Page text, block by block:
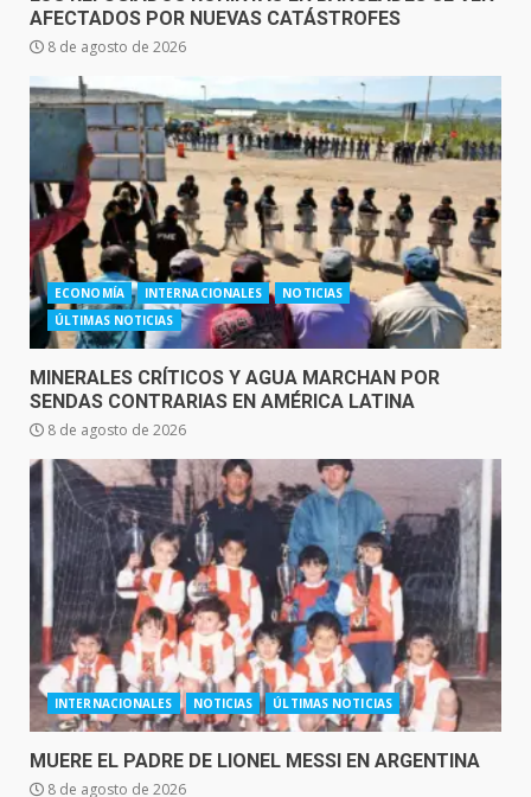
AFECTADOS POR NUEVAS CATÁSTROFES
8 de agosto de 2026
ECONOMÍA INTERNACIONALES
NOTICIAS
ÚLTIMAS NOTICIAS
MINERALES CRÍTICOS Y AGUA MARCHAN POR
SENDAS CONTRARIAS EN AMÉRICA LATINA
8 de agosto de 2026
INTERNACIONALES NOTICIAS ÚLTIMAS NOTICIAS
MUERE EL PADRE DE LIONEL MESSI EN ARGENTINA
8 de agosto de 2026